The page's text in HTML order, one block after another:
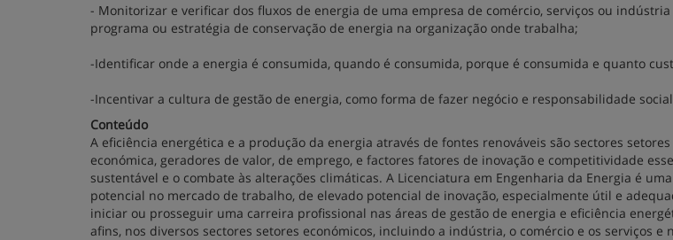
- Monitorizar e verificar dos fluxos de energia de uma empresa de comércio, serviços ou
programa ou estratégia de conservação de energia na organização onde trabalha;
-Identificar onde a energia é consumida, quando é consumida, porque é consumida e quanto
-Incentivar a cultura de gestão de energia, como forma de fazer negócio e responsabilidade
Conteúdo
A eficiência energética e a produção da energia através de fontes renováveis são sectores
económica, geradores de valor, de emprego, e factores fatores de inovação e competitividade
sustentável e o combate às alterações climáticas. A Licenciatura em Engenharia da Energia é
potencial no mercado de trabalho, de elevado potencial de inovação, especialmente útil e
iniciar ou prosseguir uma carreira profissional nas áreas de gestão de energia e eficiência
afins, nos diversos sectores setores económicos, incluindo a indústria, o comércio e os serviços e